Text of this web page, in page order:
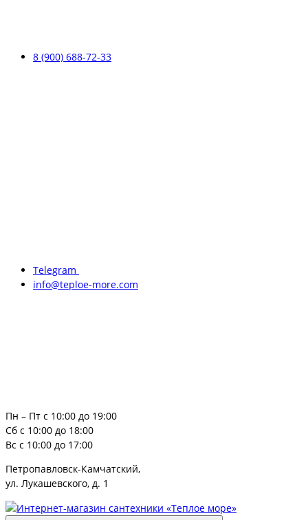
8 (900) 688-72-33
Telegram
info@teploe-more.com
Пн – Пт с 10:00 до 19:00
Сб с 10:00 до 18:00
Вс с 10:00 до 17:00
Петропавловск-Камчатский,
ул. Лукашевского, д. 1